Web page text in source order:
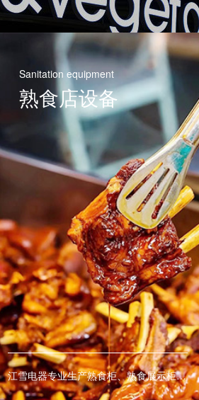
wind power
医疗设备
江雪电器专业生产医疗冷柜，为广医院及医疗室提供药品及血液的最佳保存环境。